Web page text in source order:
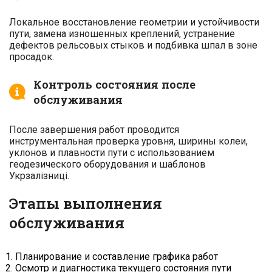
Локальное восстановление геометрии и устойчивости
пути, замена изношенных креплений, устранение
дефектов рельсовых стыков и подбивка шпал в зоне
просадок.
Контроль состояния после
обслуживания
После завершения работ проводится
инструментальная проверка уровня, ширины колеи,
уклонов и плавности пути с использованием
геодезического оборудования и шаблонов
Укрзалізниці.
Этапы выполнения
обслуживания
Планирование и составление графика работ
Осмотр и диагностика текущего состояния пути